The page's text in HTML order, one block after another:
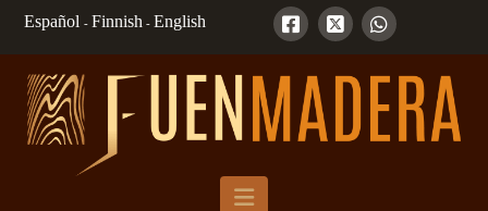
Español- Finnish - English
Navigation